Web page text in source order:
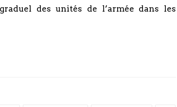
des unités de l’armée dans les